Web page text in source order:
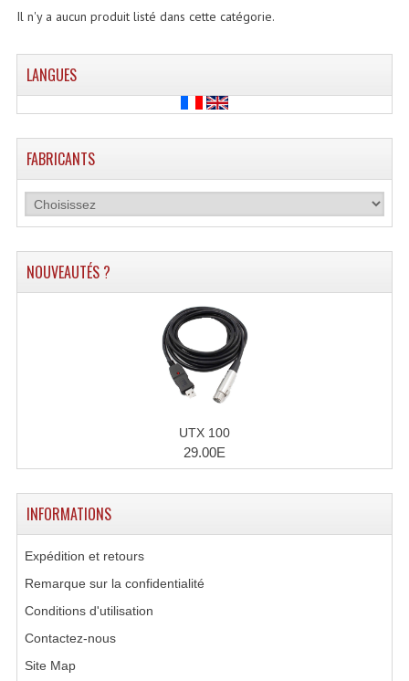
Le Matériel D´occasion
Recherche Avancée
Accessoires Micro, Pieds De Régie
Cellule (s)
Diamants
Pieds D'enceintes
Selecteurs Audio Vidéo
Casques Stéréo
Compresseurs , Limiteurs , Noise Gate
Il n'y a aucun produit listé dans cette catégorie.
LANGUES
FABRICANTS
NOUVEAUTÉS ?
UTX 100
29.00E
INFORMATIONS
Expédition et retours
Remarque sur la confidentialité
Conditions d'utilisation
Contactez-nous
Site Map